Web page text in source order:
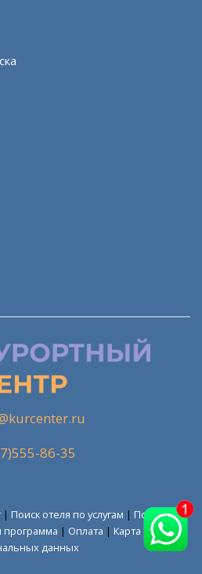
86-35
| Поиск отеля по услугам | Поиск
программа | Оплата | Карта сайта
данных